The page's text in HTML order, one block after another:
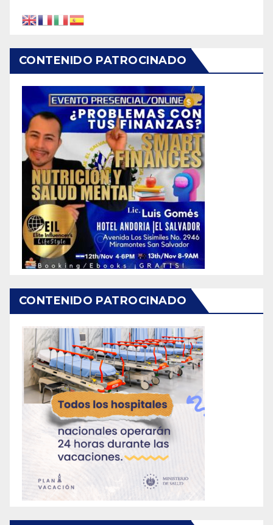
CONTENIDO PATROCINADO
CONTENIDO PATROCINADO